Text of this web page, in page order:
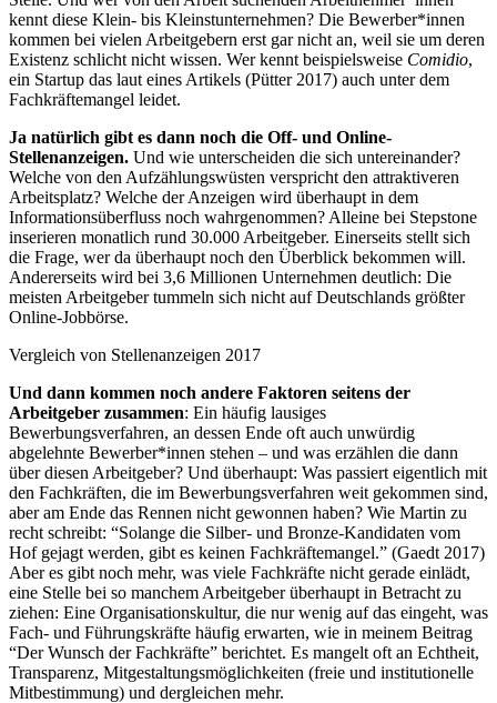
kennt diese Klein- bis Kleinstunternehmen? Die Bewerber*innen
kommen bei vielen Arbeitgebern erst gar nicht an, weil sie um deren
Existenz schlicht nicht wissen. Wer kennt beispielsweise Comidio,
ein Startup das laut eines Artikels (Pütter 2017) auch unter dem
Fachkräftemangel leidet.
Ja natürlich gibt es dann noch die Off- und Online-
Stellenanzeigen. Und wie unterscheiden die sich untereinander?
Welche von den Aufzählungswüsten verspricht den attraktiveren
Arbeitsplatz? Welche der Anzeigen wird überhaupt in dem
Informationsüberfluss noch wahrgenommen? Alleine bei Stepstone
inserieren monatlich rund 30.000 Arbeitgeber. Einerseits stellt sich
die Frage, wer da überhaupt noch den Überblick bekommen will.
Andererseits wird bei 3,6 Millionen Unternehmen deutlich: Die
meisten Arbeitgeber tummeln sich nicht auf Deutschlands größter
Online-Jobbörse.
Vergleich von Stellenanzeigen 2017
Und dann kommen noch andere Faktoren seitens der
Arbeitgeber zusammen: Ein häufig lausiges
Bewerbungsverfahren, an dessen Ende oft auch unwürdig
abgelehnte Bewerber*innen stehen – und was erzählen die dann
über diesen Arbeitgeber? Und überhaupt: Was passiert eigentlich mit
den Fachkräften, die im Bewerbungsverfahren weit gekommen sind,
aber am Ende das Rennen nicht gewonnen haben? Wie Martin zu
recht schreibt: “Solange die Silber- und Bronze-Kandidaten vom
Hof gejagt werden, gibt es keinen Fachkräftemangel.” (Gaedt 2017)
Aber es gibt noch mehr, was viele Fachkräfte nicht gerade einlädt,
eine Stelle bei so manchem Arbeitgeber überhaupt in Betracht zu
ziehen: Eine Organisationskultur, die nur wenig auf das eingeht, was
Fach- und Führungskräfte häufig erwarten, wie in meinem Beitrag
“Der Wunsch der Fachkräfte” berichtet. Es mangelt oft an Echtheit,
Transparenz, Mitgestaltungsmöglichkeiten (freie und institutionelle
Mitbestimmung) und dergleichen mehr.